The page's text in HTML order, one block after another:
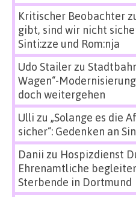
Kritischer Beobachter
gibt, sind wir nicht
Sinti:zze und Rom:nja
Udo Stailerzu
Wagen“-
doch weitergehen
Ulli zu „Solange es die
sicher“: Gedenken an
Danii zu Hospizdienst
Ehrenamtliche
Sterbende in Dortmund